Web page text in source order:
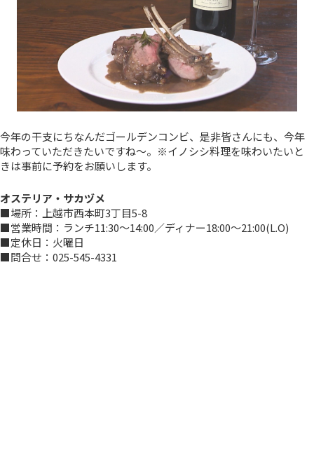
今年の干支にちなんだゴールデンコンビ、是非皆さんにも、今年
味わっていただきたいですね～。※イノシシ料理を味わいたいと
きは事前に予約をお願いします。
オステリア・サカヅメ
■場所：上越市西本町3丁目5-8
■営業時間：ランチ11:30～14:00／ディナー18:00～21:00(L.O)
■定休日：火曜日
■問合せ：025-545-4331